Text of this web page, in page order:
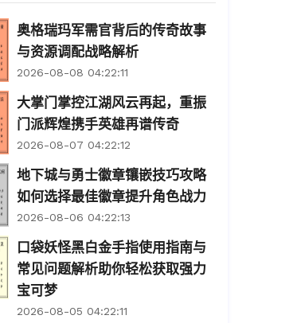
奥格瑞玛军需官背后的传奇故事
与资源调配战略解析
2026-08-08 04:22:11
大掌门掌控江湖风云再起，重振
门派辉煌携手英雄再谱传奇
2026-08-07 04:22:12
地下城与勇士徽章镶嵌技巧攻略
如何选择最佳徽章提升角色战力
2026-08-06 04:22:13
口袋妖怪黑白金手指使用指南与
常见问题解析助你轻松获取强力
宝可梦
2026-08-05 04:22:11